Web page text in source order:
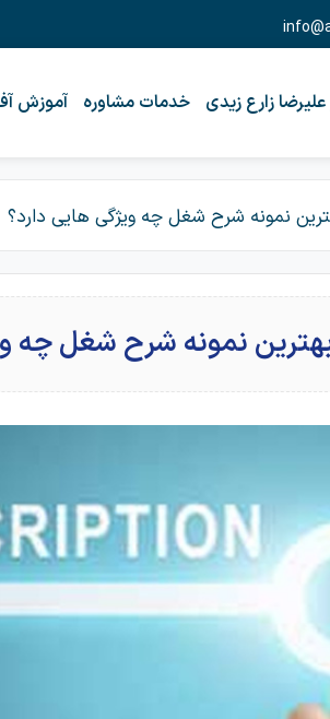
علیرضا زارع زیدی خدمات مشاوره آموزش
نمونه شرح شغل چه ویژگی هایی دارد؟
نمونه شرح شغل چه